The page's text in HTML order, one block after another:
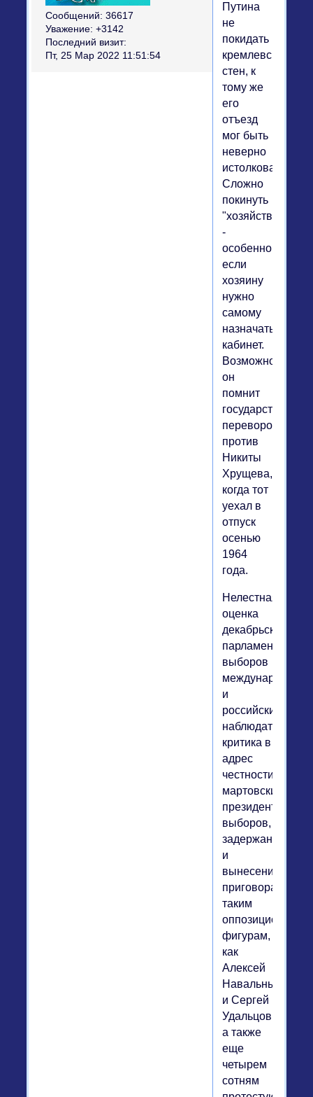
Сообщений: 36617
Уважение: +3142
Последний визит:
Пт, 25 Мар 2022 11:51:54
Путина
не
покидать
кремлевских
стен, к
тому же
его
отъезд
мог быть
неверно
истолкован.
Сложно
покинуть
"хозяйство"
-
особенно,
если
хозяину
нужно
самому
назначать
кабинет.
Возможно,
он
помнит
государственный
переворот
против
Никиты
Хрущева,
когда тот
уехал в
отпуск
осенью
1964
года.
Нелестная
оценка
декабрьских
парламентских
выборов
и
российскими
наблюдателями,
критика в
адрес
честности
мартовских
президентских
выборов,
задержание
и
вынесение
приговора
таким
оппозиционным
фигурам,
как
Алексей
Навальный
и Сергей
Удальцов,
а также
еще
четырем
сотням